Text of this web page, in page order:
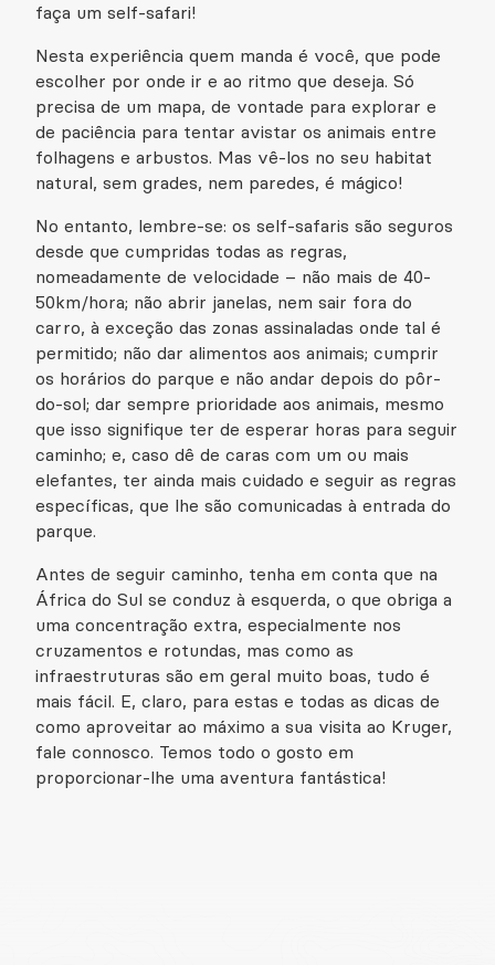
faça um self-safari!
Nesta experiência quem manda é você, que pode
escolher por onde ir e ao ritmo que deseja. Só
precisa de um mapa, de vontade para explorar e
de paciência para tentar avistar os animais entre
folhagens e arbustos. Mas vê-los no seu habitat
natural, sem grades, nem paredes, é mágico!
No entanto, lembre-se: os self-safaris são seguros
desde que cumpridas todas as regras,
nomeadamente de velocidade – não mais de 40-
50km/hora; não abrir janelas, nem sair fora do
carro, à exceção das zonas assinaladas onde tal é
permitido; não dar alimentos aos animais; cumprir
os horários do parque e não andar depois do pôr-
do-sol; dar sempre prioridade aos animais, mesmo
que isso signifique ter de esperar horas para seguir
caminho; e, caso dê de caras com um ou mais
elefantes, ter ainda mais cuidado e seguir as regras
específicas, que lhe são comunicadas à entrada do
parque.
Antes de seguir caminho, tenha em conta que na
África do Sul se conduz à esquerda, o que obriga a
uma concentração extra, especialmente nos
cruzamentos e rotundas, mas como as
infraestruturas são em geral muito boas, tudo é
mais fácil. E, claro, para estas e todas as dicas de
como aproveitar ao máximo a sua visita ao Kruger,
fale connosco. Temos todo o gosto em
proporcionar-lhe uma aventura fantástica!